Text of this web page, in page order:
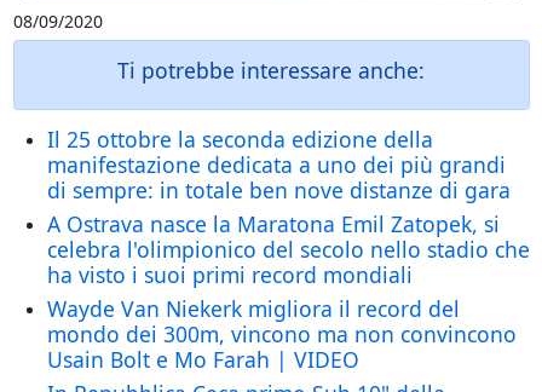
08/09/2020
Ti potrebbe interessare anche:
Il 25 ottobre la seconda edizione della
manifestazione dedicata a uno dei più grandi
di sempre: in totale ben nove distanze di gara
A Ostrava nasce la Maratona Emil Zatopek, si
celebra l'olimpionico del secolo nello stadio che
ha visto i suoi primi record mondiali
Wayde Van Niekerk migliora il record del
mondo dei 300m, vincono ma non convincono
Usain Bolt e Mo Farah | VIDEO